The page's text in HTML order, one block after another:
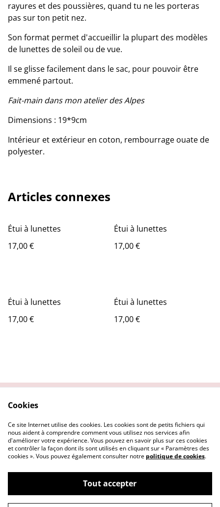
rayures et des poussières, quand tu ne les porteras
pas sur ton petit nez.
Son format permet d'accueillir la plupart des modèles
de lunettes de soleil ou de vue.
Il se glisse facilement dans le sac, pour pouvoir être
emmené partout.
Fait-main dans mon atelier des Alpes
Dimensions : 19*9cm
Intérieur et extérieur en coton, rembourrage ouate de
polyester.
Articles connexes
Étui à lunettes
17,00 €
Étui à lunettes
17,00 €
Étui à lunettes
17,00 €
Étui à lunettes
17,00 €
Politique de
confidentialité
Politique de cookies
©2026L'Atelier by AC
Cookies
Ce site Internet utilise des cookies. Les cookies sont de petits fichiers qui
nous aident à comprendre comment vous utilisez nos services afin
d'améliorer votre expérience. Vous pouvez en savoir plus sur ces cookies
et contrôler la façon dont ils sont utilisés en cliquant sur « Paramètres des
cookies ». Vous pouvez également consulter notre politique de cookies.
Tout accepter